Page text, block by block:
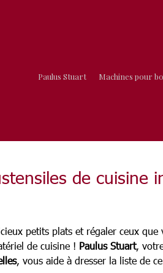
Paulus Stuart Machines pour
de cuisine
petits plats et régaler ceux que
de cuisine ! Paulus Stuart,
, vous aide à dresser la liste de